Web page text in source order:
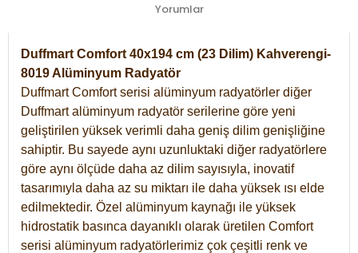
Yorumlar
Duffmart Comfort 40x194 cm (23 Dilim) Kahverengi-
8019 Alüminyum Radyatör
Duffmart Comfort serisi alüminyum radyatörler diğer
Duffmart alüminyum radyatör serilerine göre yeni
geliştirilen yüksek verimli daha geniş dilim genişliğine
sahiptir. Bu sayede aynı uzunluktaki diğer radyatörlere
göre aynı ölçüde daha az dilim sayısıyla, inovatif
tasarımıyla daha az su miktarı ile daha yüksek ısı elde
edilmektedir. Özel alüminyum kaynağı ile yüksek
hidrostatik basınca dayanıklı olarak üretilen Comfort
serisi alüminyum radyatörlerimiz çok çeşitli renk ve